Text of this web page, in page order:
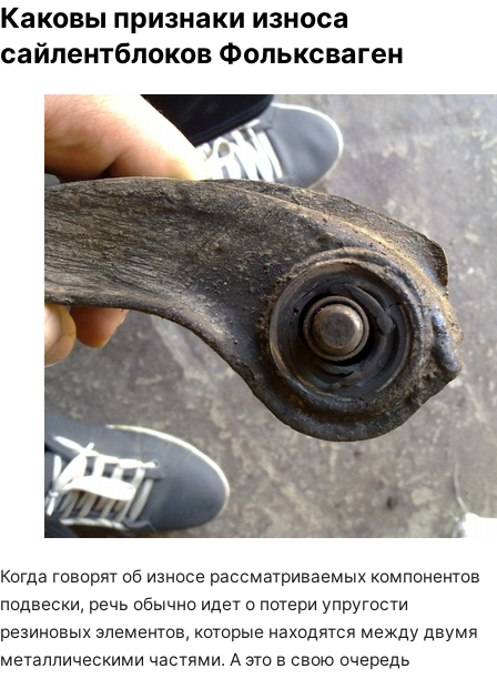
Каковы признаки износа
сайлентблоков Фольксваген
Когда говорят об износе рассматриваемых компонентов
подвески, речь обычно идет о потери упругости
резиновых элементов, которые находятся между двумя
металлическими частями. А это в свою очередь